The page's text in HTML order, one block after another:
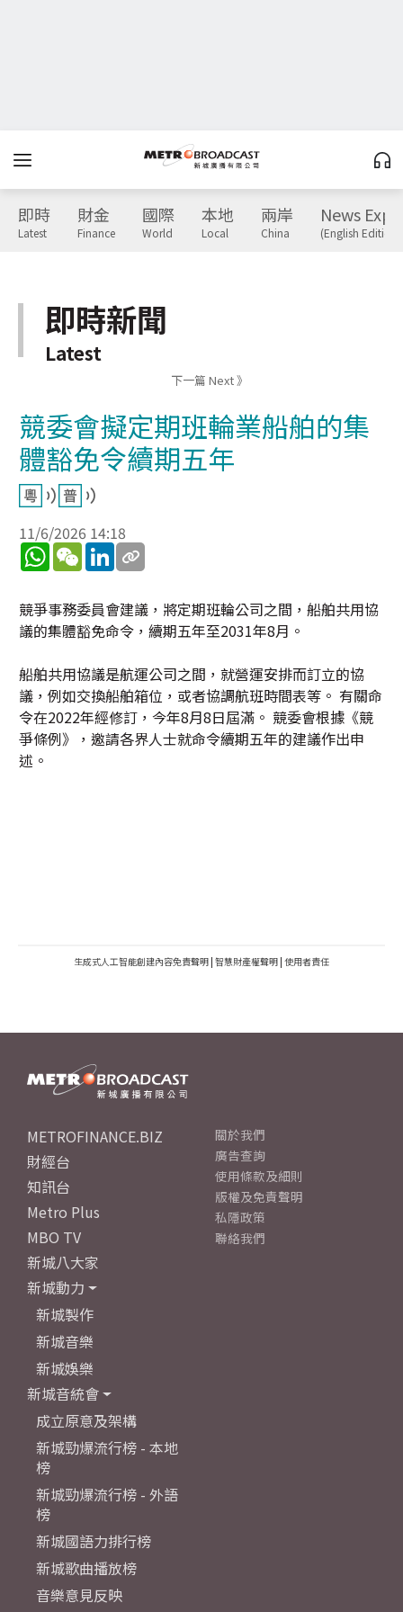
即時
Latest
財金
Finance
國際
World
本地
Local
兩岸
China
News
(English Edition)
即時新聞
Latest
下一篇 Next 》
競委會擬定期班輪業船舶的集
體豁免令續期五年
11/6/2026 14:18
WhatsApp
WeChatLinkedIn
競爭事務委員會建議，將定期班輪公司之間，船舶共用協
議的集體豁免命令，續期五年至2031年8月。
船舶共用協議是航運公司之間，就營運安排而訂立的協
議，例如交換船舶箱位，或者協調航班時間表等。 有關命
令在2022年經修訂，今年8月8日屆滿。 競委會根據《競
爭條例》，邀請各界人士就命令續期五年的建議作出申
述。
生成式人工智能創建內容免責聲明 | 智慧財產權聲明 | 使用者責任
METROFINANCE.BIZ
財經台
知訊台
Metro Plus
MBO TV
新城八大家
新城動力
新城製作
新城音樂
新城娛樂
新城音統會
成立原意及架構
新城勁爆流行榜 - 本地
榜
新城勁爆流行榜 - 外語
榜
新城國語力排行榜
新城歌曲播放榜
音樂意見反映
關於我們
廣告查詢
使用條款及細則
版權及免責聲明
私隱政策
聯絡我們